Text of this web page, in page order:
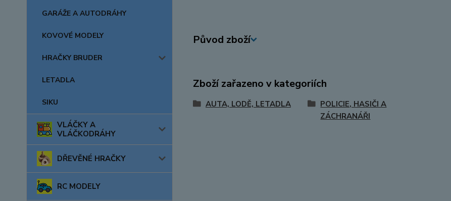
GARÁŽE A AUTODRÁHY
KOVOVÉ MODELY
HRAČKY BRUDER
LETADLA
SIKU
VLÁČKY A
VLÁČKODRÁHY
DŘEVĚNÉ HRAČKY
RC MODELY
Původ zboží
Zboží zařazeno v kategoriích
AUTA, LODĚ, LETADLA
POLICIE, HASIČI A
ZÁCHRANÁŘI